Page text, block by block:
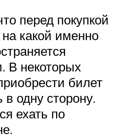
перед покупкой
какой именно
В некоторых
билет
одну сторону.
ехать по